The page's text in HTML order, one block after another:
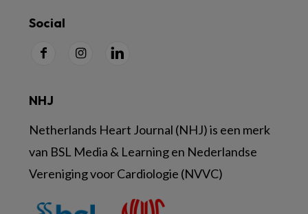
Social
NHJ
Netherlands Heart Journal (NHJ) is een merk
van BSL Media & Learning en Nederlandse
Vereniging voor Cardiologie (NVVC)